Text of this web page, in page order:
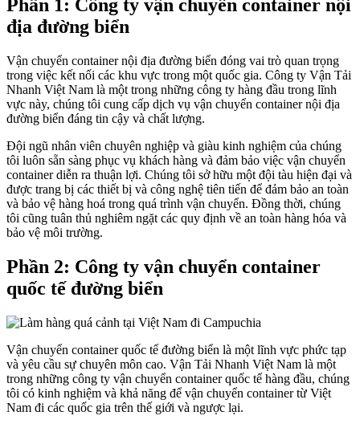
Phần 1: Công ty vận chuyển container nội
địa đường biển
Vận chuyển container nội địa đường biển đóng vai trò quan trọng
trong việc kết nối các khu vực trong một quốc gia. Công ty Vận Tải
Nhanh Việt Nam là một trong những công ty hàng đầu trong lĩnh
vực này, chúng tôi cung cấp dịch vụ vận chuyển container nội địa
đường biển đáng tin cậy và chất lượng.
Đội ngũ nhân viên chuyên nghiệp và giàu kinh nghiệm của chúng
tôi luôn sẵn sàng phục vụ khách hàng và đảm bảo việc vận chuyển
container diễn ra thuận lợi. Chúng tôi sở hữu một đội tàu hiện đại và
được trang bị các thiết bị và công nghệ tiên tiến để đảm bảo an toàn
và bảo vệ hàng hoá trong quá trình vận chuyển. Đồng thời, chúng
tôi cũng tuân thủ nghiêm ngặt các quy định về an toàn hàng hóa và
bảo vệ môi trường.
Phần 2: Công ty vận chuyển container
quốc tế đường biển
Vận chuyển container quốc tế đường biển là một lĩnh vực phức tạp
và yêu cầu sự chuyên môn cao. Vận Tải Nhanh Việt Nam là một
trong những công ty vận chuyển container quốc tế hàng đầu, chúng
tôi có kinh nghiệm và khả năng để vận chuyển container từ Việt
Nam đi các quốc gia trên thế giới và ngược lại.